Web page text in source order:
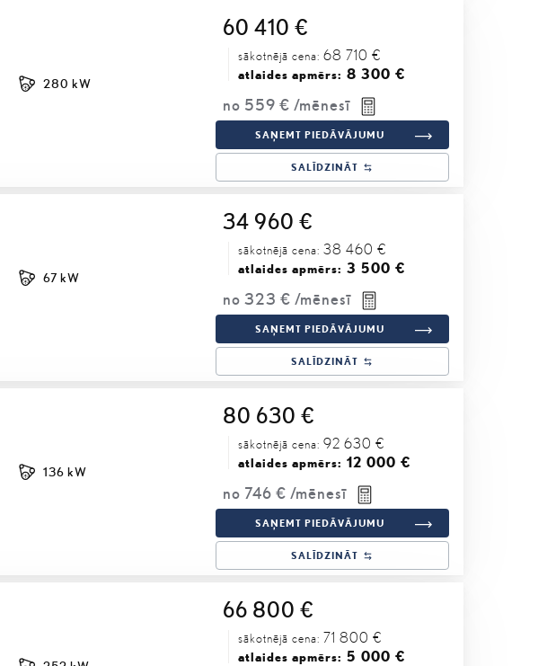
60 410 €
sākotnējā cena: 68 710 €
atlaides apmērs: 8 300 €
no 559 € /mēnesī
280 kW
SAŅEMT PIEDĀVĀJUMU
SALĪDZINĀT
34 960 €
sākotnējā cena: 38 460 €
atlaides apmērs: 3 500 €
no 323 € /mēnesī
67 kW
SAŅEMT PIEDĀVĀJUMU
SALĪDZINĀT
80 630 €
sākotnējā cena: 92 630 €
atlaides apmērs: 12 000 €
no 746 € /mēnesī
136 kW
SAŅEMT PIEDĀVĀJUMU
SALĪDZINĀT
66 800 €
sākotnējā cena: 71 800 €
atlaides apmērs: 5 000 €